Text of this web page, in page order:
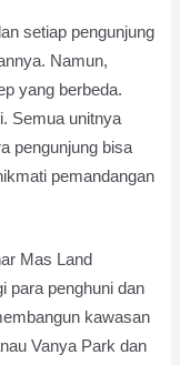
setiap pengunjung
Namun,
yang berbeda.
Semua unitnya
pengunjung bisa
pemandangan
Mas Land
para penghuni dan
kawasan
Vanya Park dan